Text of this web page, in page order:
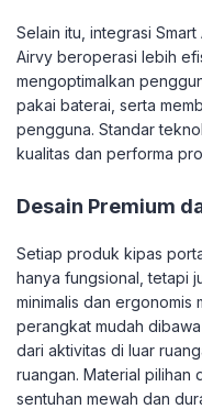
Selain itu, integrasi
Airvy beroperasi lebih
mengoptimalkan
pakai baterai, serta
pengguna. Standar
kualitas dan performa
Desain Premium
Setiap produk kipas
hanya fungsional, tetapi
minimalis dan ergonomis
perangkat mudah
dari aktivitas di luar
ruangan. Material pilihan
sentuhan mewah dan